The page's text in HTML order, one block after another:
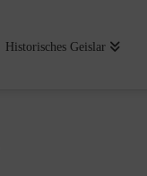
Historisches Geislar